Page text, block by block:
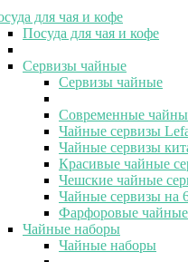
для чая и кофе
Посуда для чая и кофе
Сервизы чайные
Сервизы чайные
Современные
Чайные сервизы
Чайные сервизы
Красивые чайные
Чешские чайные
Чайные сервизы на
Фарфоровые
Чайные наборы
Чайные наборы